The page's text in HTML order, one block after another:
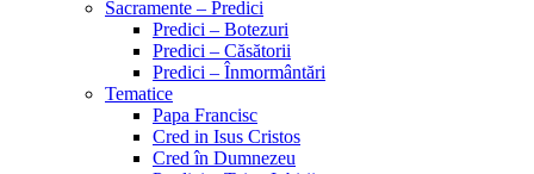
Sacramente – Predici
Predici – Botezuri
Predici – Căsătorii
Predici – Înmormântări
Tematice
Papa Francisc
Cred in Isus Cristos
Cred în Dumnezeu